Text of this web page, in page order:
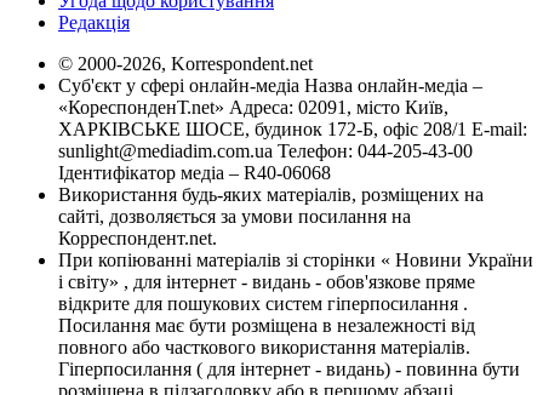
Редакція
© 2000-2026, Korrespondent.net
Суб'єкт у сфері онлайн-медіа Назва онлайн-медіа –
«КореспонденТ.net» Адреса: 02091, місто Київ,
ХАРКІВСЬКЕ ШОСЕ, будинок 172-Б, офіс 208/1 E-mail:
sunlight@mediadim.com.ua Телефон: 044-205-43-00
Ідентифікатор медіа – R40-06068
Використання будь-яких матеріалів, розміщених на
сайті, дозволяється за умови посилання на
Корреспондент.net.
При копіюванні матеріалів зі сторінки « Новини України
і світу» , для інтернет - видань - обов'язкове пряме
відкрите для пошукових систем гіперпосилання .
Посилання має бути розміщена в незалежності від
повного або часткового використання матеріалів.
Гіперпосилання ( для інтернет - видань) - повинна бути